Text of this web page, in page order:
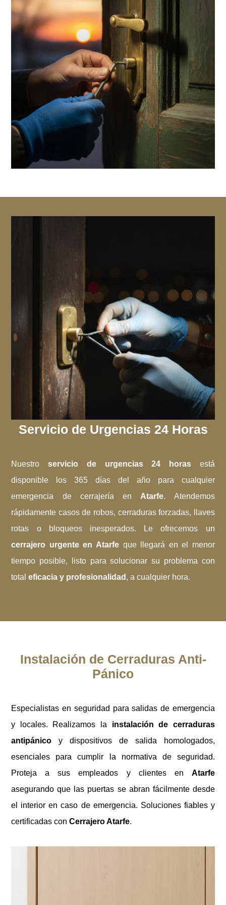
Servicio de Urgencias 24 Horas
Nuestroservicio de urgencias 24 horasestá
disponible los 365 días del año para cualquier
emergencia de cerrajería en Atarfe. Atendemos
rápidamente casos de robos, cerraduras forzadas, llaves
rotas o bloqueos inesperados. Le ofrecemos un
cerrajero urgente en Atarfeque llegará en el menor
tiempo posible, listo para solucionar su problema con
totaleficacia y profesionalidad , a cualquier hora.
Instalación de Cerraduras Anti-
Pánico
Especialistas en seguridad para salidas de emergencia
y locales. Realizamos la instalación de cerraduras
antipánico y dispositivos de salida homologados,
esenciales para cumplir la normativa de seguridad.
Proteja a sus empleados y clientes en Atarfe
asegurando que las puertas se abran fácilmente desde
el interior en caso de emergencia. Soluciones fiables y
certificadas conCerrajero Atarfe.